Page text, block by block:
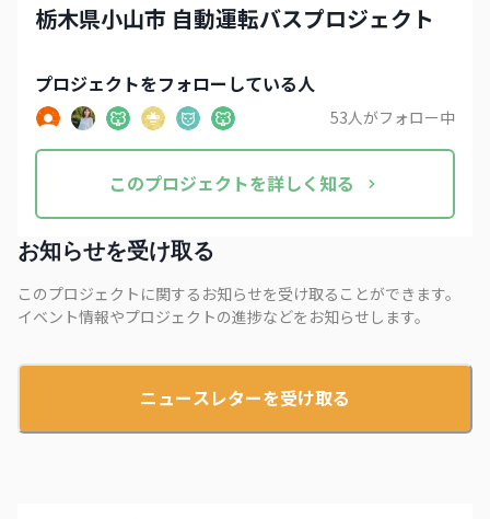
栃木県小山市 自動運転バスプロジェクト
プロジェクトをフォローしている人
53人がフォロー中
このプロジェクトを詳しく知る
お知らせを受け取る
このプロジェクトに関するお知らせを受け取ることができます。
イベント情報やプロジェクトの進捗などをお知らせします。
ニュースレターを受け取る